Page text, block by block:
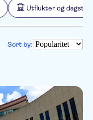
Utflukter og
Sort by: